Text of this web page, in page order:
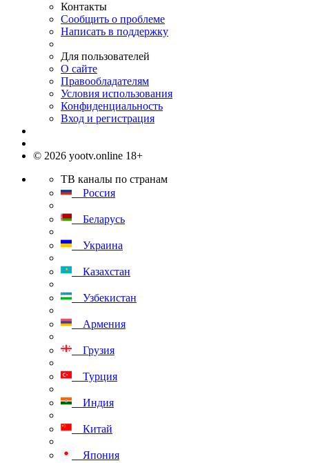
Контакты
Сообщить о проблеме
Написать в поддержку
Для пользователей
О сайте
Правообладателям
Условия использования
Конфиденциальность
Вход и регистрация
© 2026 yootv.online 18+
ТВ каналы по странам
Россия
Беларусь
Украина
Казахстан
Узбекистан
Армения
Грузия
Турция
Индия
Китай
Япония